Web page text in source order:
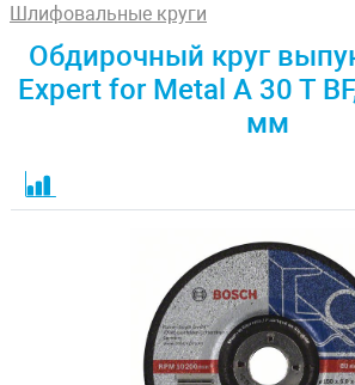
Шлифовальные круги
Обдирочный круг
Expert for Metal A 30 T
мм